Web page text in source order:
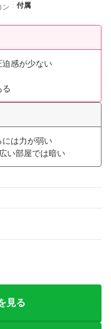
ン
付属
感が少ない
には力が弱い
い部屋では暗い
見る